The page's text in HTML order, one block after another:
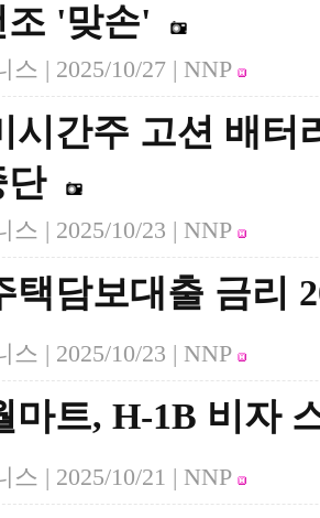
조 '맞손'
스 | 2025/10/27 | NNP
시간주 고션 배터
단
스 | 2025/10/23 | NNP
택담보대출 금리
스 | 2025/10/23 | NNP
마트, H-1B 비자
스 | 2025/10/21 | NNP